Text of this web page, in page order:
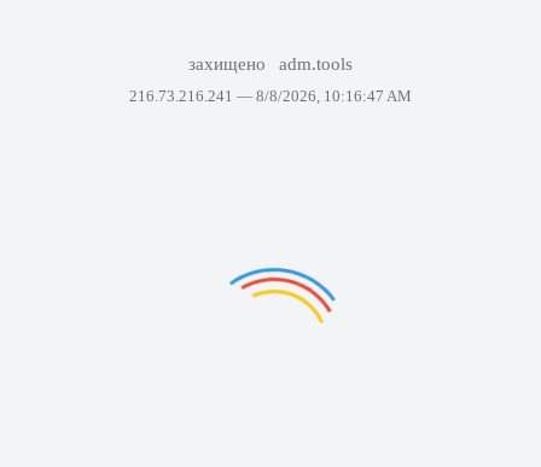
захищено adm.tools
216.73.216.241 — 8/8/2026, 10:16:47 AM